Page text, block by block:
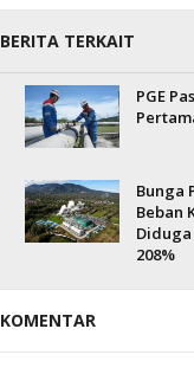
BERITA TERKAIT
PGE
Bunga
Beban
208%
KOMENTAR